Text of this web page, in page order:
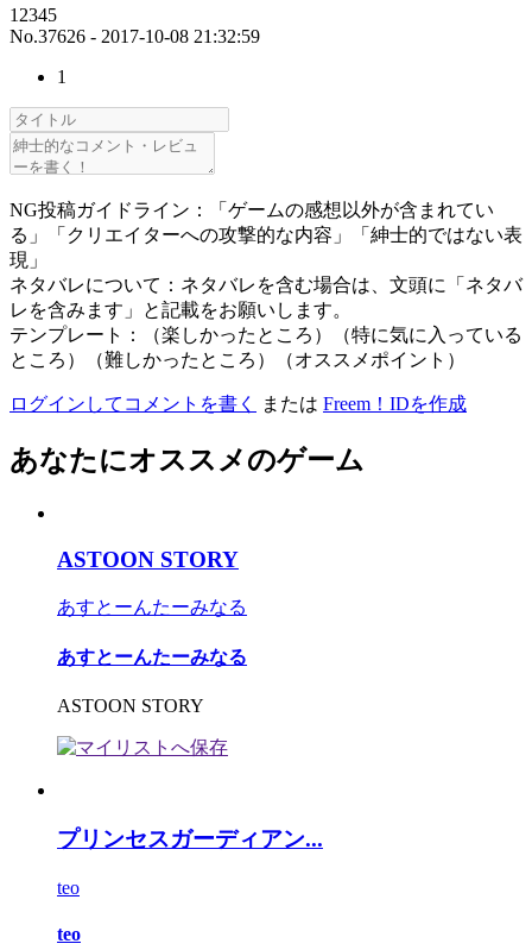
12345
No.37626 - 2017-10-08 21:32:59
1
NG投稿ガイドライン：「ゲームの感想以外が含まれてい
る」「クリエイターへの攻撃的な内容」「紳士的ではない表
現」
ネタバレについて：ネタバレを含む場合は、文頭に「ネタバ
レを含みます」と記載をお願いします。
テンプレート：（楽しかったところ）（特に気に入っている
ところ）（難しかったところ）（オススメポイント）
ログインしてコメントを書く または Freem！IDを作成
あなたにオススメのゲーム
ASTOON STORY
あすとーんたーみなる
あすとーんたーみなる
ASTOON STORY
プリンセスガーディアン...
teo
teo